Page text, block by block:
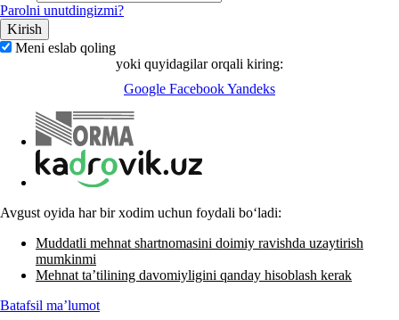
Parolni unutdingizmi?
Meni eslab qoling
yoki quyidagilar orqali kiring:
Google FacebookYandeks
Avgust oyida har bir хodim uchun foydali boʻladi:
Muddatli mehnat shartnomasini doimiy ravishda uzaytirish
mumkinmi
Mehnat ta’tilining davomiyligini qanday hisoblash kerak
Batafsil ma’lumot